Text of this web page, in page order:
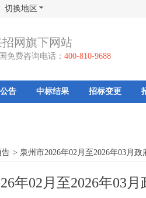
切换地区
招网旗下网站
免费咨询电话： 400-810-9688
告 中标结果 招标变更
告 > 泉州市2026年02月至2026年03月政
年02月至2026年03